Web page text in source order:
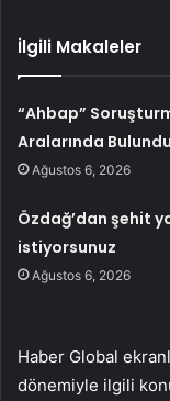
İlgili Makaleler
“Ahbap”
Aralarında
Ağustos 6, 2026
Özdağ’dan şehit
istiyorsunuz
Ağustos 6, 2026
Haber Global
dönemiyle ilgili